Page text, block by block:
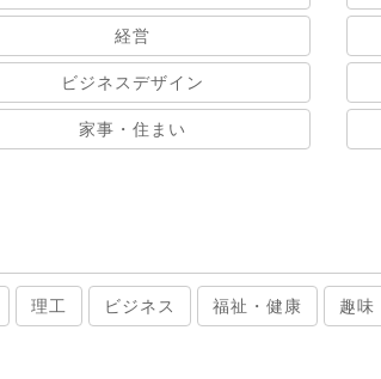
経営
ビジネスデザイン
家事・住まい
理工 ビジネス 福祉・健康 趣味